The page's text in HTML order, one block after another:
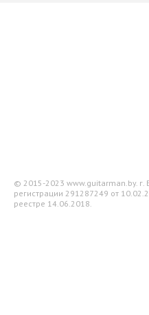
© 2015-2023 www.guitarman.by. г.
регистрации 291287249 от
реестре 14.06.2018.